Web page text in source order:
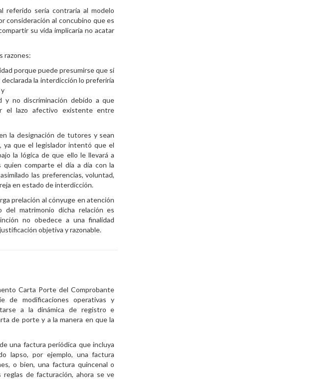
referido sería contraria al modelo
consideración al concubino que es
su vida implicaría no acatar
razones:
porque puede presumirse que si
la interdicción lo preferiría
y no discriminación debido a que
el lazo afectivo existente entre
la designación de tutores y sean
ya que el legislador intentó que el
la lógica de que ello le llevará a
quien comparte el día a día con la
las preferencias, voluntad,
en estado de interdicción.
prelación al cónyuge en atención
matrimonio dicha relación es
no obedece a una finalidad
objetiva y razonable.
Carta Porte del Comprobante
de modificaciones operativas y
a la dinámica de registro e
de porte y a la manera en que la
una factura periódica que incluya
lapso, por ejemplo, una factura
o bien, una factura quincenal o
reglas de facturación, ahora se ve